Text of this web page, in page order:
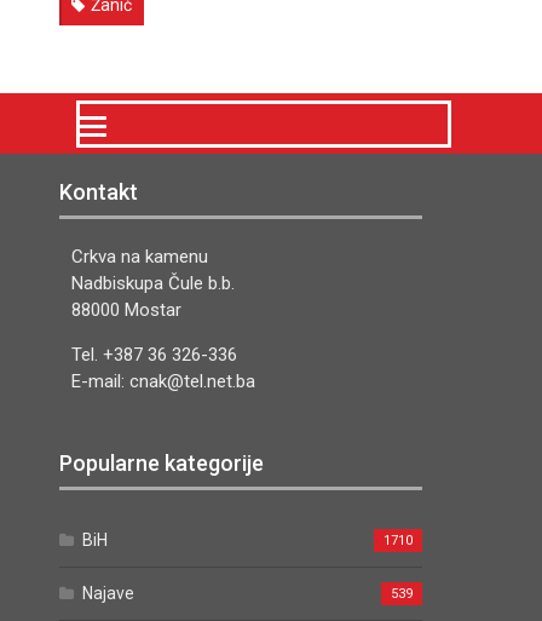
Žanić
Kontakt
Crkva na kamenu
Nadbiskupa Čule b.b.
88000 Mostar
Tel. +387 36 326-336
E-mail: cnak@tel.net.ba
Popularne kategorije
BiH 1710
Najave 539